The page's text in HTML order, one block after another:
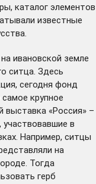
каталог элементов
известные
ивановской земле
ситца . Здесь
сегодня фонд
крупное
выставка «Россия» –
участвовавшие в
Например, ситцы
на
Тогда
герб